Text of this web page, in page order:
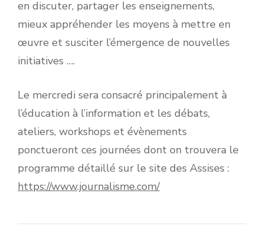
en discuter, partager les enseignements,
mieux appréhender les moyens à mettre en
œuvre et susciter l’émergence de nouvelles
initiatives ….
Le mercredi sera consacré principalement à
l’éducation à l’information et les débats,
ateliers, workshops et évènements
ponctueront ces journées dont on trouvera le
programme détaillé sur le site des Assises :
https://www.journalisme.com/